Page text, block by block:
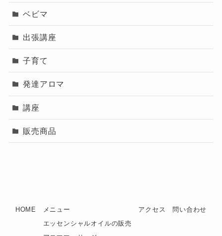
ベビマ
出張講座
子育て
発達アロマ
講座
販売商品
HOME
メニュー
エッセンシャルオイルの販売
アクセス 問い合わせ